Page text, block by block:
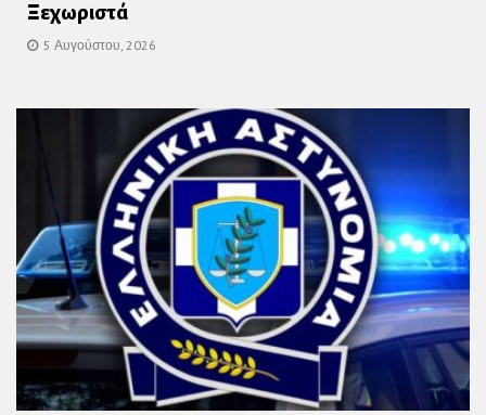
Ξεχωριστά
5 Αυγούστου, 2026